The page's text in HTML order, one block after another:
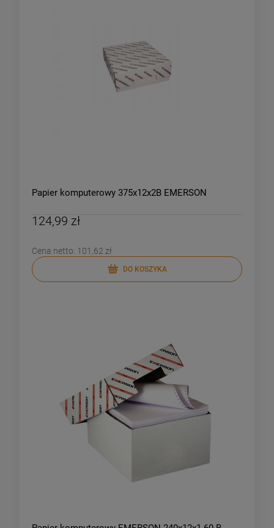
Papier komputerowy 375x12x2B EMERSON
124,99 zł
Cena netto: 101,62 zł
DO KOSZYKA